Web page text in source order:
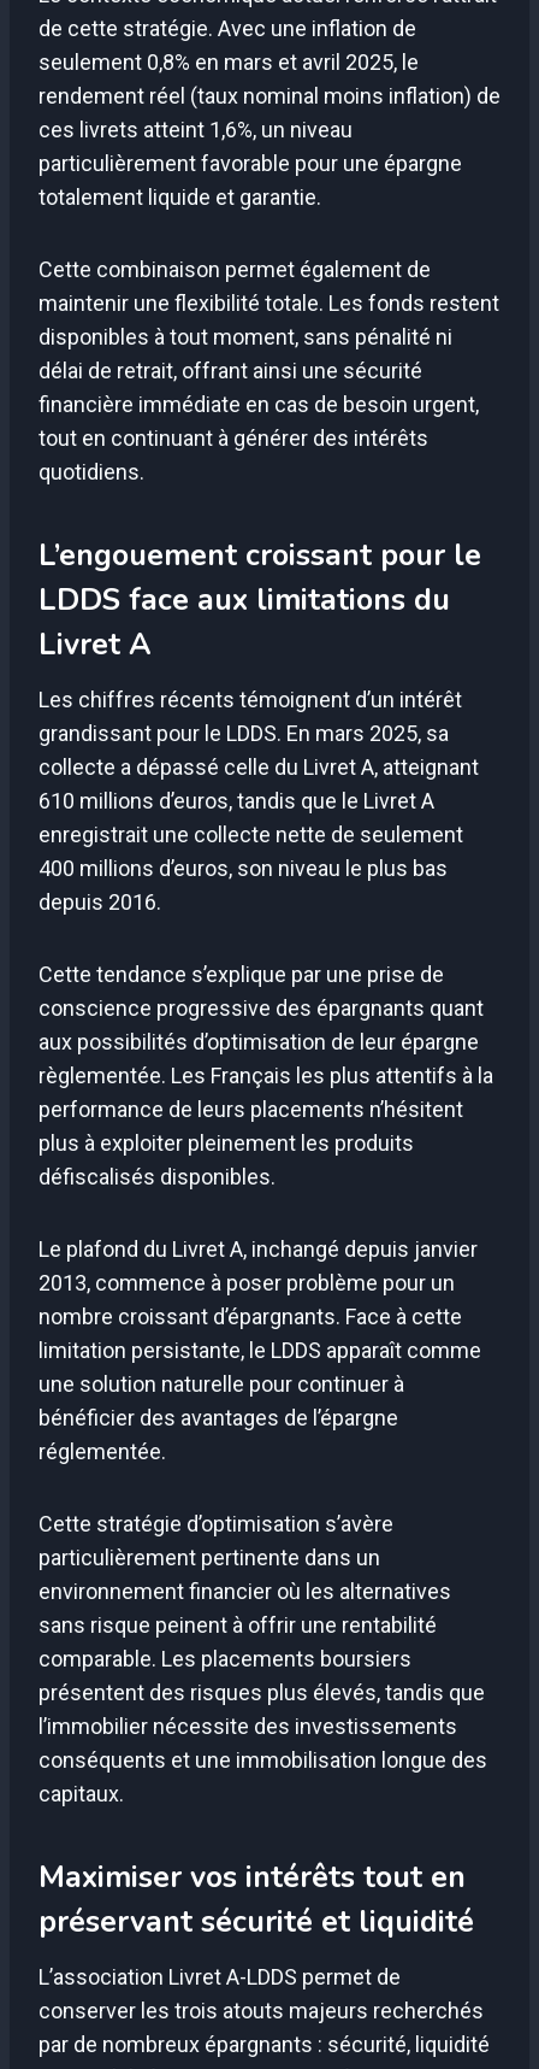
de cette stratégie. Avec une inflation de
seulement 0,8% en mars et avril 2025, le
rendement réel (taux nominal moins inflation) de
ces livrets atteint 1,6%, un niveau
particulièrement favorable pour une épargne
totalement liquide et garantie.
Cette combinaison permet également de
maintenir une flexibilité totale. Les fonds restent
disponibles à tout moment, sans pénalité ni
délai de retrait, offrant ainsi une sécurité
financière immédiate en cas de besoin urgent,
tout en continuant à générer des intérêts
quotidiens.
L’engouement croissant pour le
LDDS face aux limitations du
Livret A
Les chiffres récents témoignent d’un intérêt
grandissant pour le LDDS. En mars 2025, sa
collecte a dépassé celle du Livret A, atteignant
610 millions d’euros, tandis que le Livret A
enregistrait une collecte nette de seulement
400 millions d’euros, son niveau le plus bas
depuis 2016.
Cette tendance s’explique par une prise de
conscience progressive des épargnants quant
aux possibilités d’optimisation de leur épargne
règlementée. Les Français les plus attentifs à la
performance de leurs placements n’hésitent
plus à exploiter pleinement les produits
défiscalisés disponibles.
Le plafond du Livret A, inchangé depuis janvier
2013, commence à poser problème pour un
nombre croissant d’épargnants. Face à cette
limitation persistante, le LDDS apparaît comme
une solution naturelle pour continuer à
bénéficier des avantages de l’épargne
réglementée.
Cette stratégie d’optimisation s’avère
particulièrement pertinente dans un
environnement financier où les alternatives
sans risque peinent à offrir une rentabilité
comparable. Les placements boursiers
présentent des risques plus élevés, tandis que
l’immobilier nécessite des investissements
conséquents et une immobilisation longue des
capitaux.
Maximiser vos intérêts tout en
préservant sécurité et liquidité
L’association Livret A-LDDS permet de
conserver les trois atouts majeurs recherchés
par de nombreux épargnants : sécurité, liquidité